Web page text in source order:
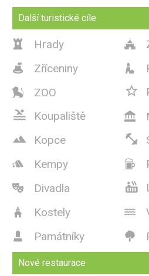
Další turistické cíle
 Hrady 
 Zříceniny 
 ZOO 
 Koupaliště 
 Kopce 
 Kempy 
 Divadla 
 Kostely 
 Památníky 
Nové restaurace